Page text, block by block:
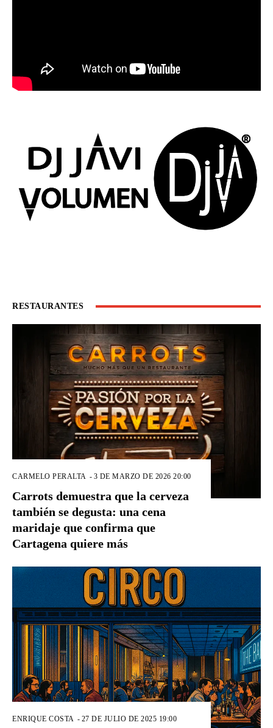
RESTAURANTES
CARMELO PERALTA - 3 DE MARZO DE 2026 20:00
Carrots demuestra que la cerveza
también se degusta: una cena
maridaje que confirma que
Cartagena quiere más
ENRIQUE COSTA - 27 DE JULIO DE 2025 19:00